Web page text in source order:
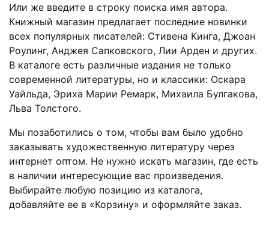
Или же введите в строку поиска имя автора.
Книжный магазин предлагает последние новинки
всех популярных писателей: Стивена Кинга, Джоан
Роулинг, Анджея Сапковского, Лии Арден и других.
В каталоге есть различные издания не только
современной литературы, но и классики: Оскара
Уайльда, Эриха Марии Ремарк, Михаила Булгакова,
Льва Толстого.
Мы позаботились о том, чтобы вам было удобно
заказывать художественную литературу через
интернет оптом. Не нужно искать магазин, где есть
в наличии интересующие вас произведения.
Выбирайте любую позицию из каталога,
добавляйте ее в «Корзину» и оформляйте заказ.